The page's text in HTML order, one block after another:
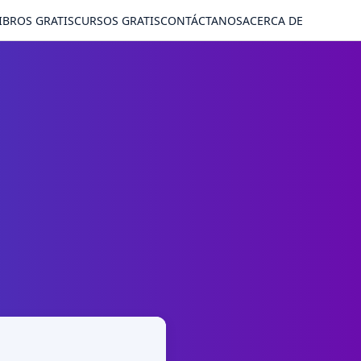
GRATISCURSOS GRATISCONTÁCTANOSACERCA DE